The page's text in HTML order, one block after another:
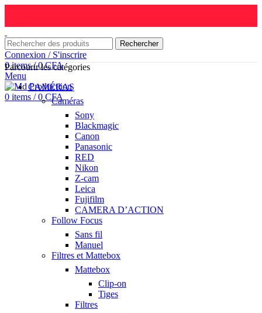
Rechercher
Connexion / S'inscrire
0items / 0CFA
Menu
0 items / 0 CFA
Parcourir les catégories
CAMÉRAS
Caméras
Sony
Blackmagic
Canon
Panasonic
RED
Nikon
Z-cam
Leica
Fujifilm
CAMERA D’ACTION
Follow Focus
Sans fil
Manuel
Filtres et Mattebox
Mattebox
Clip-on
Tiges
Filtres